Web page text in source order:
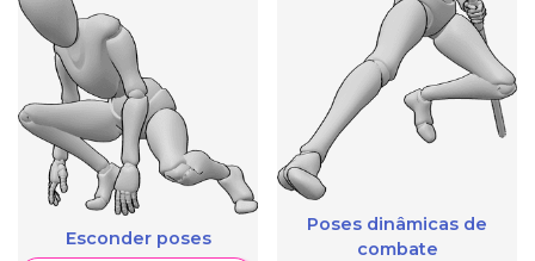
Esconder poses
Poses dinâmicas de
combate